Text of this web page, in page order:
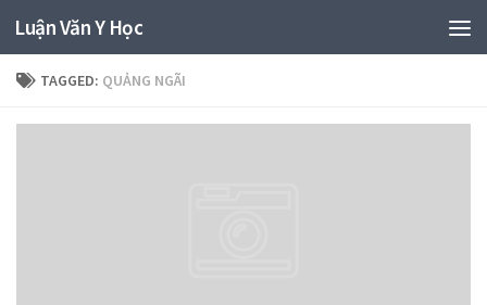
Luận Văn Y Học
TAGGED: QUẢNG NGÃI